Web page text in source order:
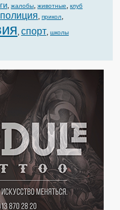
, жалобы, животные, клуб
полиция, прикол,
, спорт, школы